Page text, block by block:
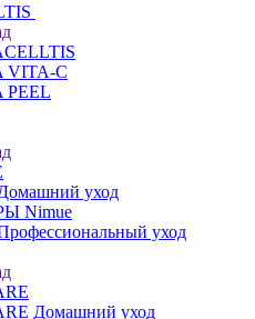
VITA-C
PEEL
уход
Nimue
уход
Домашний уход